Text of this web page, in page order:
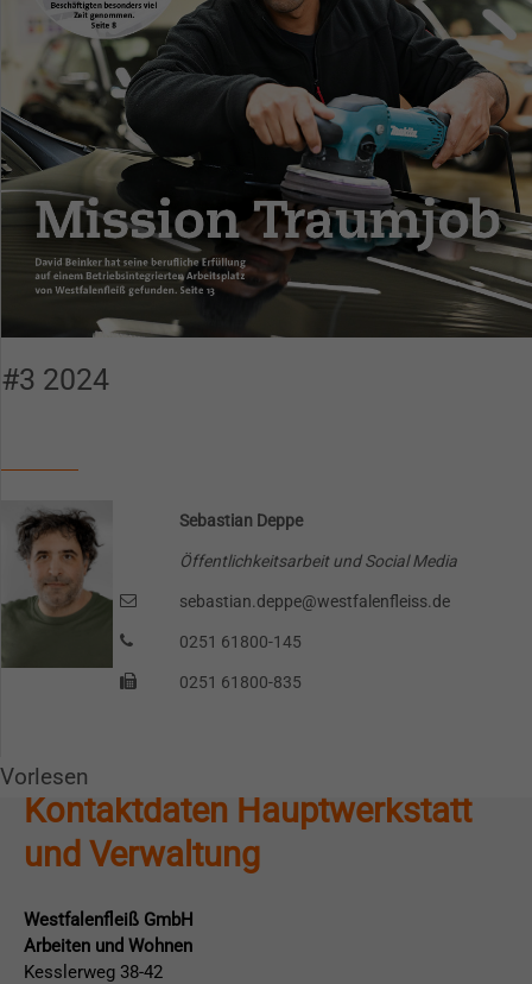
#3 2024
Sebastian Deppe
Öffentlichkeitsarbeit und Social Media
sebastian.deppe@westfalenfleiss.de
0251 61800-145
0251 61800-835
Vorlesen
Spendenkonto
Alternativ können Sie auch an unser Spendenkonto
überweisen:
Kontoinhaber: Westfalenfleiß GmbH
Kontaktdaten Hauptwerkstatt
und Verwaltung
Westfalenfleiß GmbH
Arbeiten und Wohnen
Kesslerweg 38-42